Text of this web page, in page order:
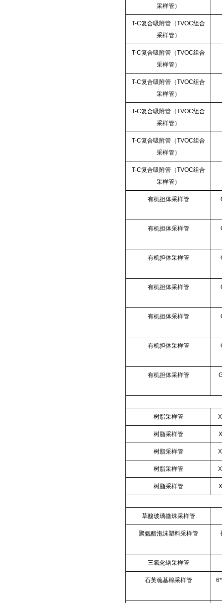
采样管）
T-C复合吸附管（TVOC组合
采样管）
T-C复合吸附管（TVOC组合
采样管）
T-C复合吸附管（TVOC组合
采样管）
T-C复合吸附管（TVOC组合
采样管）
T-C复合吸附管（TVOC组合
采样管）
T-C复合吸附管（TVOC组合
采样管）
有机担体采样管
有机担体采样管
有机担体采样管
有机担体采样管
有机担体采样管
有机担体采样管
有机担体采样管
树脂采样管
树脂采样管
树脂采样管
树脂采样管
树脂采样管
草酸玻璃微珠采样管
聚氨酯泡沫塑料采样管
三氧化铬采样管
石英巯基棉采样管